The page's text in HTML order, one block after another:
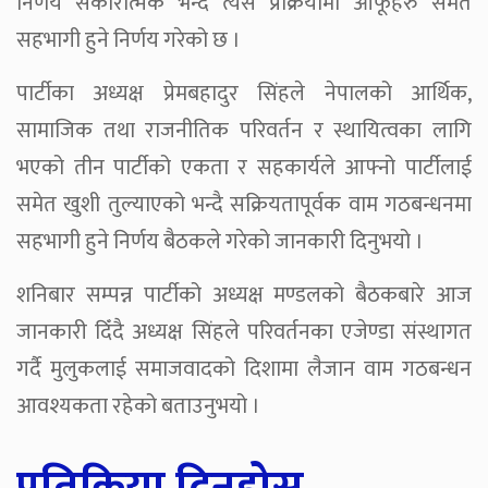
सहभागी हुने निर्णय गरेको छ ।
पार्टीका अध्यक्ष प्रेमबहादुर सिंहले नेपालको आर्थिक,
सामाजिक तथा राजनीतिक परिवर्तन र स्थायित्वका लागि
भएको तीन पार्टीको एकता र सहकार्यले आफ्नो पार्टीलाई
समेत खुशी तुल्याएको भन्दै सक्रियतापूर्वक वाम गठबन्धनमा
सहभागी हुने निर्णय बैठकले गरेको जानकारी दिनुभयो ।
शनिबार सम्पन्न पार्टीको अध्यक्ष मण्डलको बैठकबारे आज
जानकारी दिँदै अध्यक्ष सिंहले परिवर्तनका एजेण्डा संस्थागत
गर्दै मुलुकलाई समाजवादको दिशामा लैजान वाम गठबन्धन
आवश्यकता रहेको बताउनुभयो ।